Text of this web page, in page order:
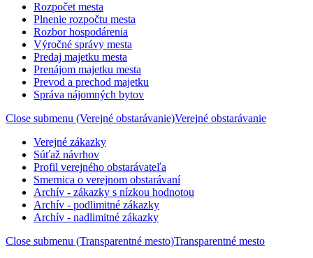
Rozpočet mesta
Plnenie rozpočtu mesta
Rozbor hospodárenia
Výročné správy mesta
Predaj majetku mesta
Prenájom majetku mesta
Prevod a prechod majetku
Správa nájomných bytov
Close submenu (Verejné obstarávanie)Verejné obstarávanie
Verejné zákazky
Súťaž návrhov
Profil verejného obstarávateľa
Smernica o verejnom obstarávaní
Archív - zákazky s nízkou hodnotou
Archív - podlimitné zákazky
Archív - nadlimitné zákazky
Close submenu (Transparentné mesto)Transparentné mesto